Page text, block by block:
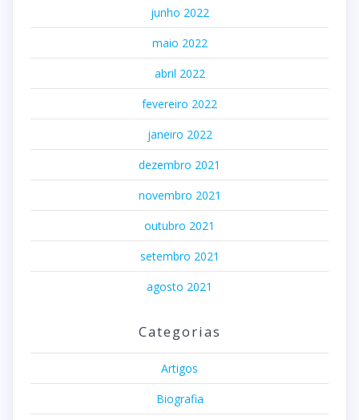
junho 2022
maio 2022
abril 2022
fevereiro 2022
janeiro 2022
dezembro 2021
novembro 2021
outubro 2021
setembro 2021
agosto 2021
Categorias
Artigos
Biografia